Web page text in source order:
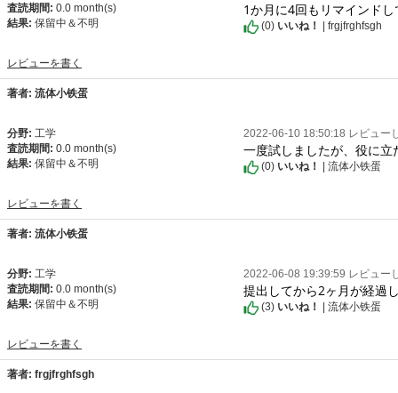
査読期間: 0.0 month(s)
結果: 保留中＆不明
レビューを書く
1か月に4回もリマインド
(0) いいね！ | frgjfrghfsgh
著者: 流体小铁蛋
分野: 工学
査読期間: 0.0 month(s)
結果: 保留中＆不明
レビューを書く
2022-06-10 18:50:18 レビュー
一度試しましたが、役に立
(0) いいね！ | 流体小铁蛋
著者: 流体小铁蛋
分野: 工学
査読期間: 0.0 month(s)
結果: 保留中＆不明
レビューを書く
2022-06-08 19:39:59 レビュー
提出してから2ヶ月が経過
(3) いいね！ | 流体小铁蛋
著者: frgjfrghfsgh